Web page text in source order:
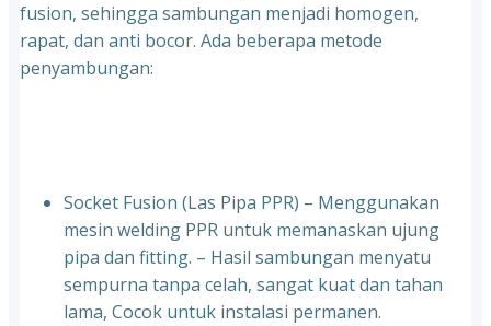
fusion, sehingga sambungan menjadi homogen,
rapat, dan anti bocor. Ada beberapa metode
penyambungan:
Socket Fusion (Las Pipa PPR) – Menggunakan
mesin welding PPR untuk memanaskan ujung
pipa dan fitting. – Hasil sambungan menyatu
sempurna tanpa celah, sangat kuat dan tahan
lama, Cocok untuk instalasi permanen.